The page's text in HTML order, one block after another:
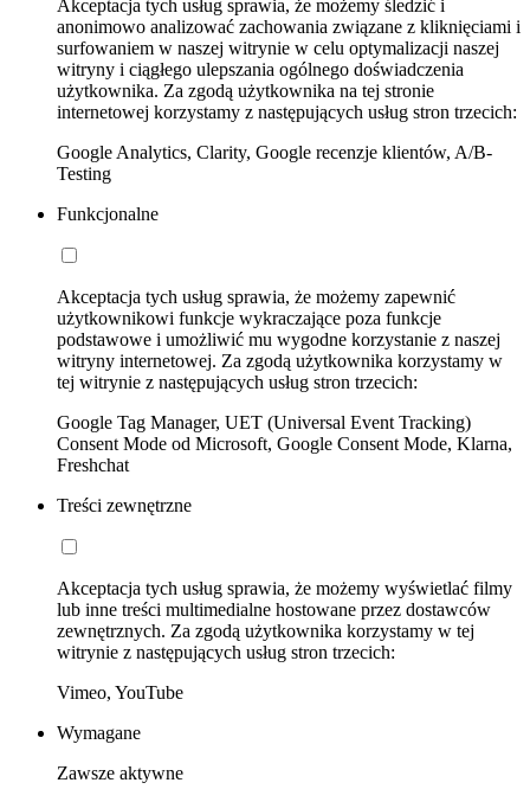
Akceptacja tych usług sprawia, że możemy śledzić i
anonimowo analizować zachowania związane z kliknięciami i
surfowaniem w naszej witrynie w celu optymalizacji naszej
witryny i ciągłego ulepszania ogólnego doświadczenia
użytkownika. Za zgodą użytkownika na tej stronie
internetowej korzystamy z następujących usług stron trzecich:
Google Analytics, Clarity, Google recenzje klientów, A/B-
Testing
Funkcjonalne
Akceptacja tych usług sprawia, że możemy zapewnić
użytkownikowi funkcje wykraczające poza funkcje
podstawowe i umożliwić mu wygodne korzystanie z naszej
witryny internetowej. Za zgodą użytkownika korzystamy w
tej witrynie z następujących usług stron trzecich:
Google Tag Manager, UET (Universal Event Tracking)
Consent Mode od Microsoft, Google Consent Mode, Klarna,
Freshchat
Treści zewnętrzne
Akceptacja tych usług sprawia, że możemy wyświetlać filmy
lub inne treści multimedialne hostowane przez dostawców
zewnętrznych. Za zgodą użytkownika korzystamy w tej
witrynie z następujących usług stron trzecich:
Vimeo, YouTube
Wymagane
Zawsze aktywne